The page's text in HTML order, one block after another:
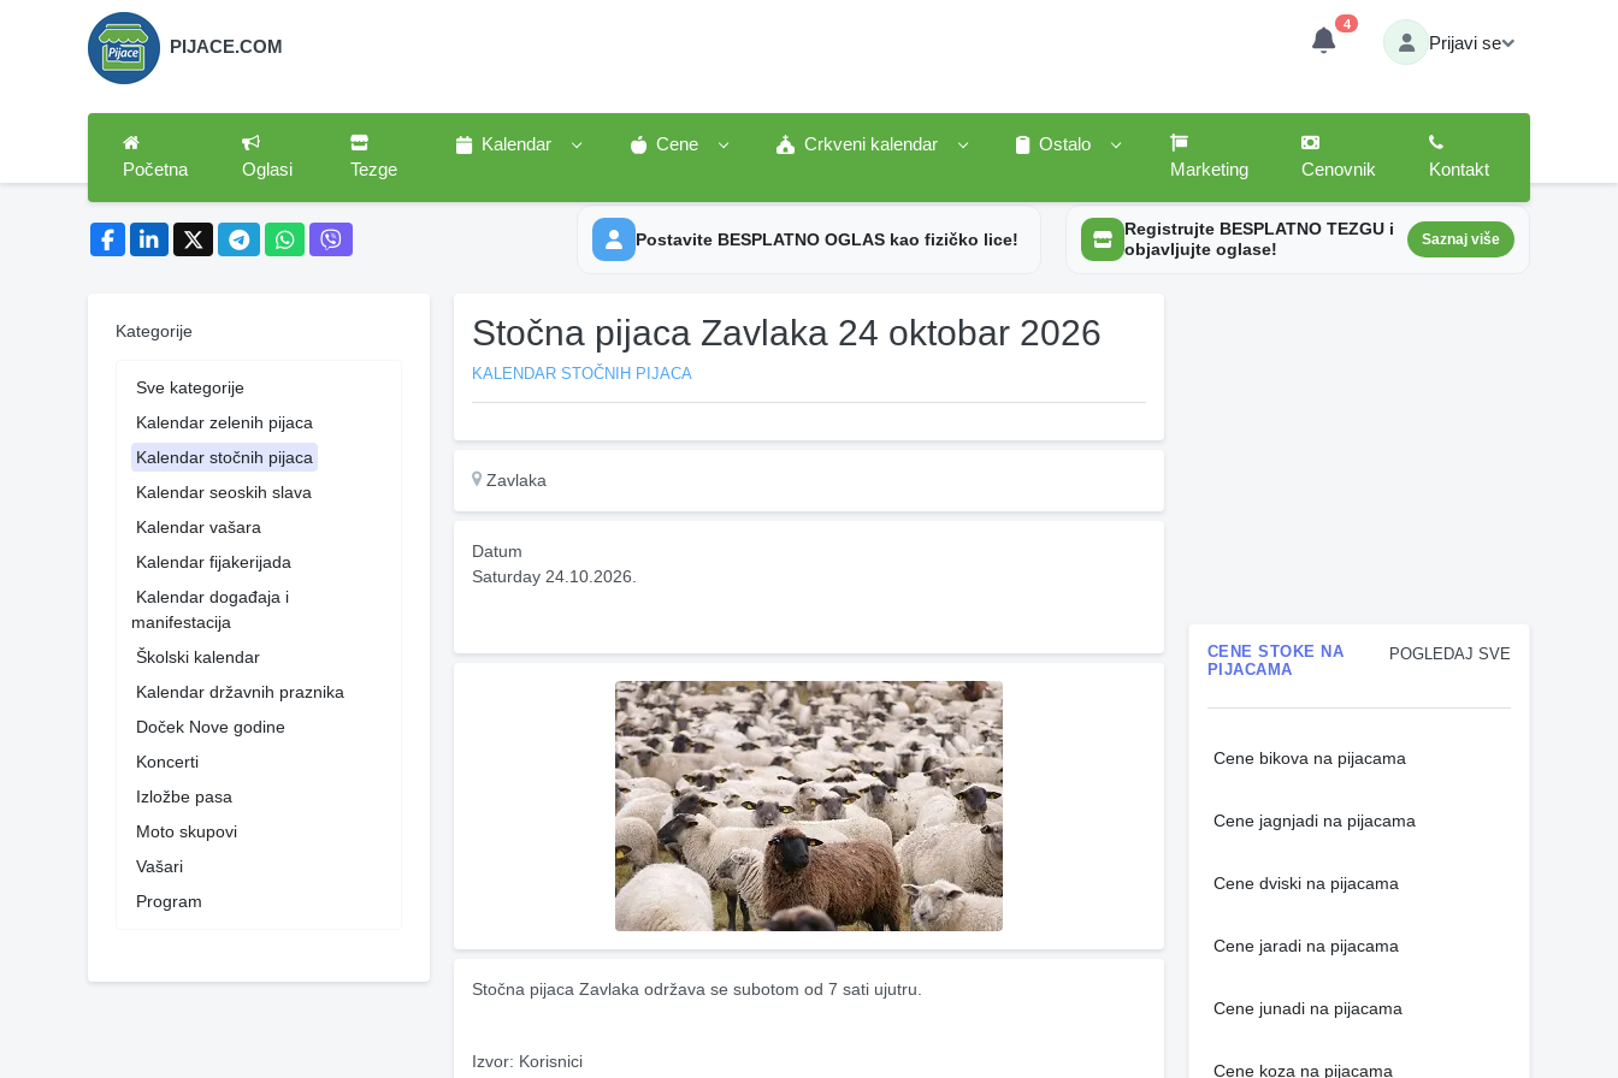
PIJACE.COM
4
Prijavi se
Početna Oglasi Tezge
Kalendar Cene Crkveni kalendar
Ostalo
Marketing
Cenovnik Kontakt
Postavite BESPLATNO OGLAS kao fizičko lice!
Registrujte BESPLATNO TEZGU i
objavljujte oglase!
Saznaj više
Kategorije
Sve kategorije
Kalendar zelenih pijaca
Kalendar stočnih pijaca
Kalendar seoskih slava
Kalendar vašara
Kalendar fijakerijada
Kalendar događaja i
manifestacija
Školski kalendar
Kalendar državnih praznika
Doček Nove godine
Koncerti
Izložbe pasa
Moto skupovi
Vašari
Program
Stočna pijaca Zavlaka 24 oktobar 2026
KALENDAR STOČNIH PIJACA
Zavlaka
Datum
Saturday 24.10.2026.
Stočna pijaca Zavlaka održava se subotom od 7 sati ujutru.
Izvor: Korisnici
POGLEDAJ SVE
CENE STOKE NA
PIJACAMA
Cene bikova na pijacama
Cene jagnjadi na pijacama
Cene dviski na pijacama
Cene jaradi na pijacama
Cene junadi na pijacama
Cene koza na pijacama